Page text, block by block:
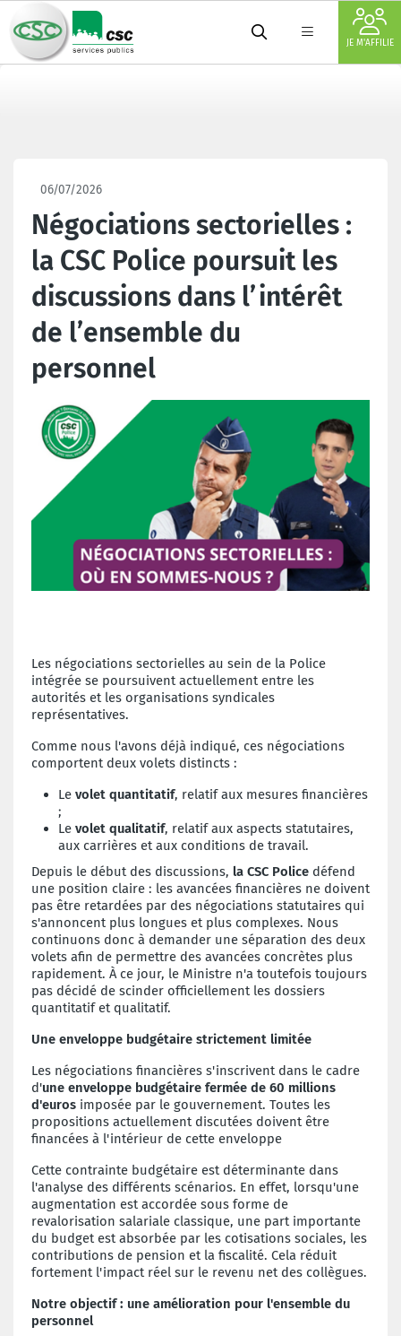
JE M'AFFILIE
06/07/2026
Négociations sectorielles :
la CSC Police poursuit les
discussions dans l’intérêt
de l’ensemble du
personnel
Les négociations sectorielles au sein de la Police
intégrée se poursuivent actuellement entre les
autorités et les organisations syndicales
représentatives.
Comme nous l'avons déjà indiqué, ces négociations
comportent deux volets distincts :
Le volet quantitatif, relatif aux mesures financières
;
Le volet qualitatif, relatif aux aspects statutaires,
aux carrières et aux conditions de travail.
Depuis le début des discussions, la CSC Police défend
une position claire : les avancées financières ne doivent
pas être retardées par des négociations statutaires qui
s'annoncent plus longues et plus complexes. Nous
continuons donc à demander une séparation des deux
volets afin de permettre des avancées concrètes plus
rapidement. À ce jour, le Ministre n'a toutefois toujours
pas décidé de scinder officiellement les dossiers
quantitatif et qualitatif.
Une enveloppe budgétaire strictement limitée
Les négociations financières s'inscrivent dans le cadre
d'une enveloppe budgétaire fermée de 60 millions
d'euros imposée par le gouvernement. Toutes les
propositions actuellement discutées doivent être
financées à l'intérieur de cette enveloppe
Cette contrainte budgétaire est déterminante dans
l'analyse des différents scénarios. En effet, lorsqu'une
augmentation est accordée sous forme de
revalorisation salariale classique, une part importante
du budget est absorbée par les cotisations sociales, les
contributions de pension et la fiscalité. Cela réduit
fortement l'impact réel sur le revenu net des collègues.
Notre objectif : une amélioration pour l'ensemble du
personnel